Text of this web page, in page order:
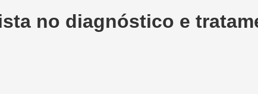
no diagnóstico e